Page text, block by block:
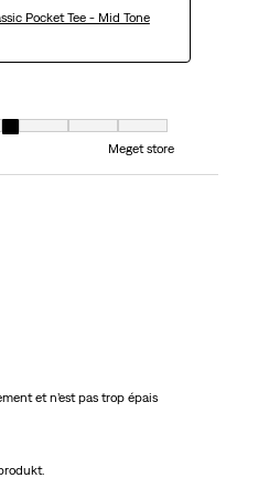
Pocket Tee - Mid Tone
lig med Meget små og 7 er lig med Meget
Meget store
et n’est pas trop épais